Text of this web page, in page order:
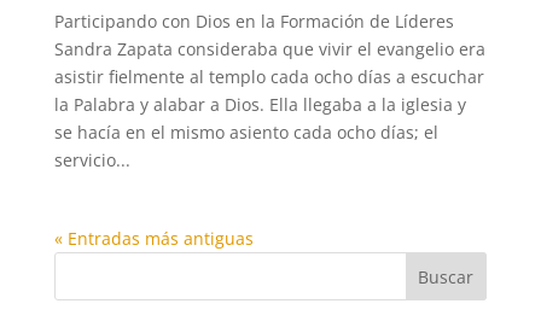
Participando con Dios en la Formación de Líderes
Sandra Zapata consideraba que vivir el evangelio era
asistir fielmente al templo cada ocho días a escuchar
la Palabra y alabar a Dios. Ella llegaba a la iglesia y
se hacía en el mismo asiento cada ocho días; el
servicio...
« Entradas más antiguas